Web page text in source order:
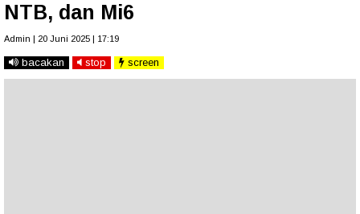
NTB, dan Mi6
Admin | 20 Juni 2025 | 17:19
bacakan stop screen